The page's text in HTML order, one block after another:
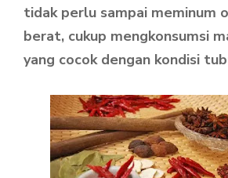
tidak perlu sampai meminum
berat, cukup mengkonsumsi
yang cocok dengan kondisi